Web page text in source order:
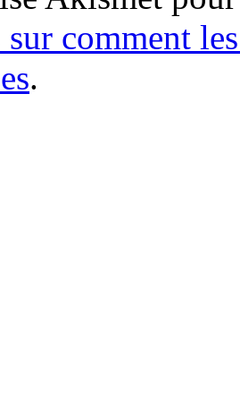
comment
.